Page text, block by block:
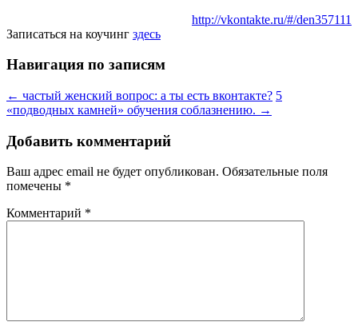
http://vkontakte.ru/#/den357111
Записаться на коучинг здесь
Навигация по записям
← частый женский вопрос: а ты есть вконтакте? 5
«подводных камней» обучения соблазнению. →
Добавить комментарий
Ваш адрес email не будет опубликован. Обязательные поля
помечены *
Комментарий *